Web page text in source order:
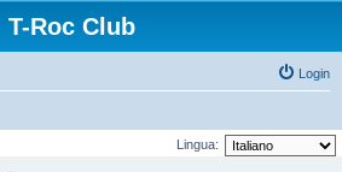
T-Roc Club
Login
Lingua: